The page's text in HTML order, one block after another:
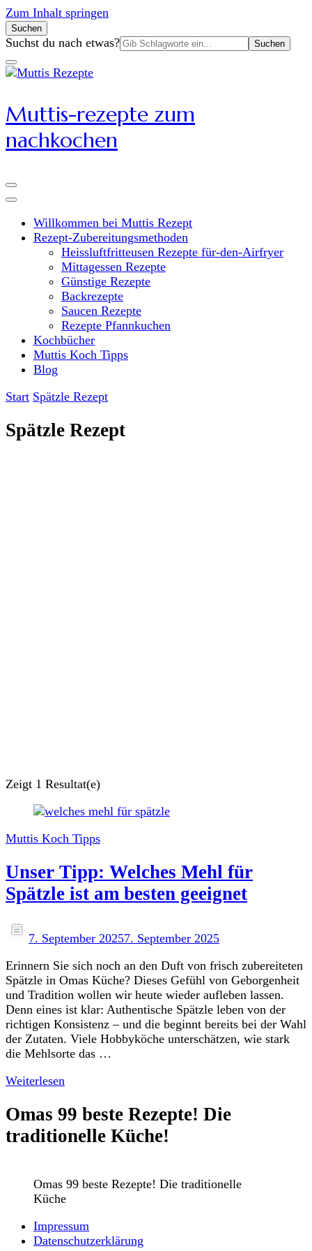
Zum Inhalt springen
Suchen
Suchen
nach:
Suchst du nach etwas?
Muttis-rezepte zum
nachkochen
Willkommen bei Muttis Rezept
Rezept-Zubereitungsmethoden
Heissluftfritteusen Rezepte für-den-Airfryer
Mittagessen Rezepte
Günstige Rezepte
Backrezepte
Saucen Rezepte
Rezepte Pfannkuchen
Kochbücher
Muttis Koch Tipps
Blog
Start Spätzle Rezept
Spätzle Rezept
Zeigt 1 Resultat(e)
Muttis Koch Tipps
Unser Tipp: Welches Mehl für
Spätzle ist am besten geeignet
7. September 20257. September 2025
Erinnern Sie sich noch an den Duft von frisch zubereiteten
Spätzle in Omas Küche? Dieses Gefühl von Geborgenheit
und Tradition wollen wir heute wieder aufleben lassen.
Denn eines ist klar: Authentische Spätzle leben von der
richtigen Konsistenz – und die beginnt bereits bei der Wahl
der Zutaten. Viele Hobbyköche unterschätzen, wie stark
die Mehlsorte das …
Weiterlesen
Omas 99 beste Rezepte! Die
traditionelle Küche!
Omas 99 beste Rezepte! Die traditionelle
Küche
Impressum
Datenschutzerklärung